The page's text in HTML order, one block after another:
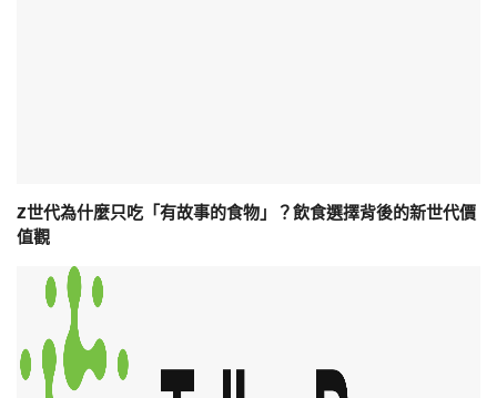
Z世代為什麼只吃「有故事的食物」？飲食選擇背後的新世代價
值觀